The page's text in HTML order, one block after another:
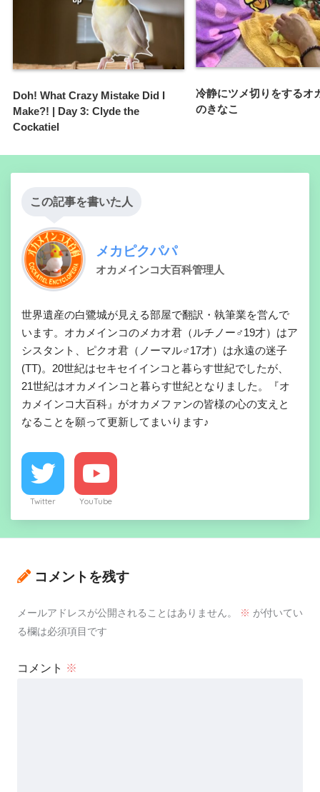
Doh! What Crazy Mistake Did I
Make?! | Day 3: Clyde the
Cockatiel
冷静にツメ切りをするオ
のきなこ
この記事を書いた人
メカピクパパ
オカメインコ大百科管理人
世界遺産の白鷺城が見える部屋で翻訳・執筆業を営んで
います。オカメインコのメカオ君（ルチノー♂19才）はア
シスタント、ピクオ君（ノーマル♂17才）は永遠の迷子
(TT)。20世紀はセキセイインコと暮らす世紀でしたが、
21世紀はオカメインコと暮らす世紀となりました。『オ
カメインコ大百科』がオカメファンの皆様の心の支えと
なることを願って更新してまいります♪
Twitter YouTube
コメントを残す
メールアドレスが公開されることはありません。 ※ が付いてい
る欄は必須項目です
コメント ※